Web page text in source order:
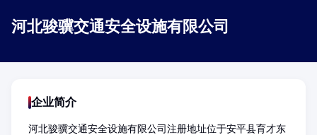
河北骏骥交通安全设施有限公司
企业简介
河北骏骥交通安全设施有限公司注册地址位于安平县育才东